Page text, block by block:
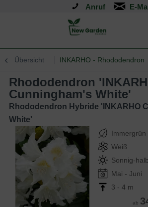
Anruf
Übersicht INKARHO - Rhododendron
Rhododendron 'INKARHO
Cunningham's White'
Rhododendron Hybride 'INKARHO
White'
Immergrün
Weiß
Sonnig-
Mai - Juni
3 - 4 m
ab